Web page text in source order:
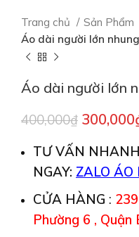
Trang chủ Sản Phẩm
Áo dài người lớn
Áo dài người lớn
400,000₫ 300,000
TƯ VẤN NHANH
NGAY: ZALO ÁO
CỬA HÀNG :
Phường 6 , Quận